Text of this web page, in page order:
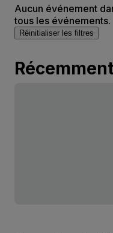
Aucun événement
tous les événements.
Réinitialiser les filtres